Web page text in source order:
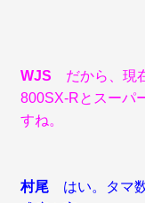
WJS だから、現
800SX-Rとスーパ
すね。
村尾 はい。タマ